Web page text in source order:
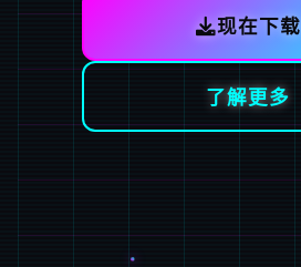
现在下载
了解更多